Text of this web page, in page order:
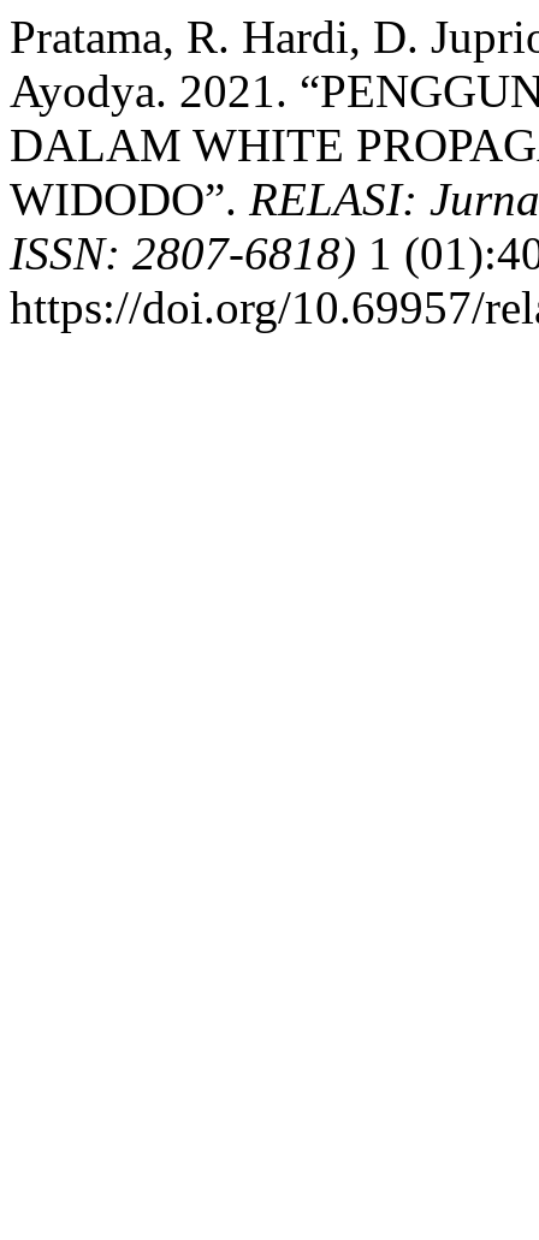
Pratama, R. Hardi, D.
Ayodya. 2021.
DALAM WHITE
WIDODO”. RELASI:
ISSN: 2807-6818) 1
https://doi.org/10.69957/